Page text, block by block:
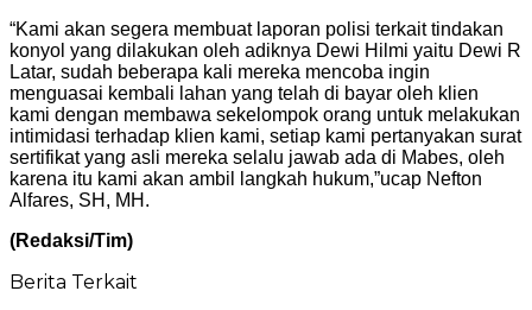
“Kami akan segera membuat laporan polisi terkait tindakan
konyol yang dilakukan oleh adiknya Dewi Hilmi yaitu Dewi R
Latar, sudah beberapa kali mereka mencoba ingin
menguasai kembali lahan yang telah di bayar oleh klien
kami dengan membawa sekelompok orang untuk melakukan
intimidasi terhadap klien kami, setiap kami pertanyakan surat
sertifikat yang asli mereka selalu jawab ada di Mabes, oleh
karena itu kami akan ambil langkah hukum,”ucap Nefton
Alfares, SH, MH.
(Redaksi/Tim)
Berita Terkait